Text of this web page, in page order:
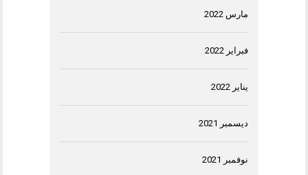
مارس 2022
فبراير 2022
يناير 2022
ديسمبر 2021
نوفمبر 2021